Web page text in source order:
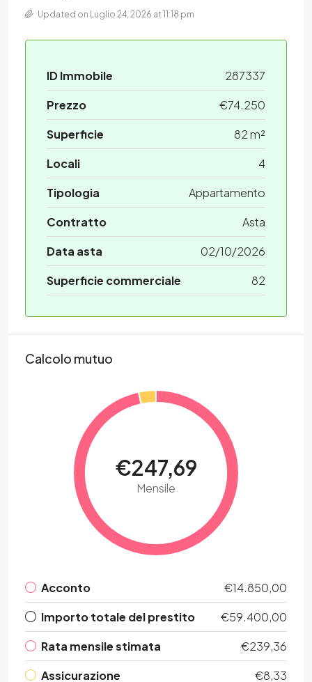
Updated on Luglio 24, 2026 at 11:18 pm
ID Immobile
287337
Prezzo
€74.250
Superficie
82 m²
Locali
4
Tipologia
Appartamento
Contratto
Asta
Data asta
02/10/2026
Superficie commerciale
82
Calcolo mutuo
€247,69
Mensile
Acconto
€14.850,00
Importo totale del prestito
€59.400,00
Rata mensile stimata
€239,36
Assicurazione
€8,33